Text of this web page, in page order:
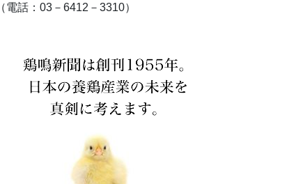
（電話：03－6412－3310）